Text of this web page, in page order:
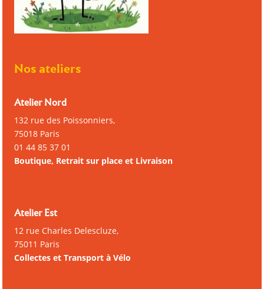
Nos ateliers
Atelier Nord
132 rue des Poissonniers,
75018 Paris
01 44 85 37 01
Boutique, Retrait sur place et Livraison
Atelier Est
12 rue Charles Delescluze,
75011 Paris
Collectes et Transport à Vélo